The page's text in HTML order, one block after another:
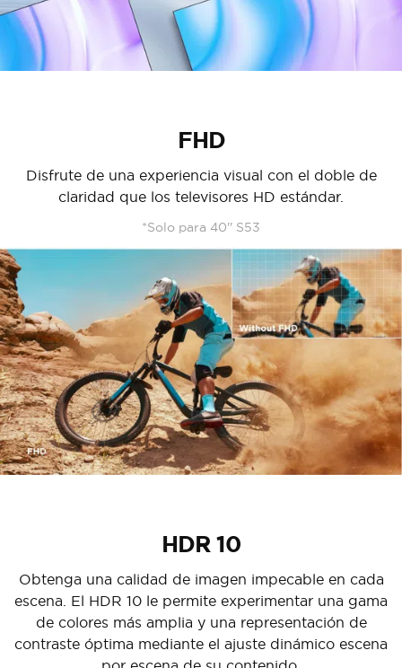
FHD
Disfrute de una experiencia visual con el doble de
claridad que los televisores HD estándar.
*Solo para 40'' S53
HDR 10
Obtenga una calidad de imagen impecable en cada
escena. El HDR 10 le permite experimentar una gama
de colores más amplia y una representación de
contraste óptima mediante el ajuste dinámico escena